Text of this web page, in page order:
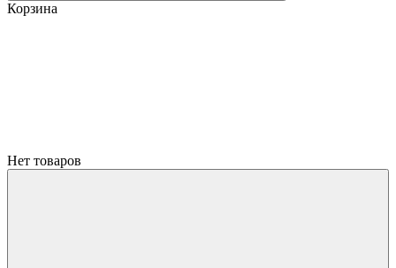
Корзина
Нет товаров